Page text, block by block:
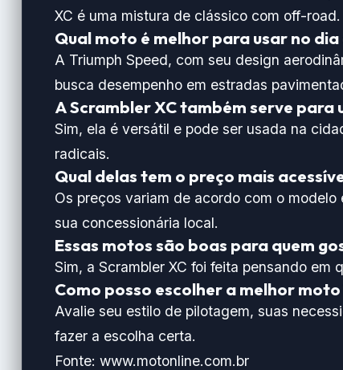
XC é uma mistura de clássico com off-road.
Qual moto é melhor para usar no
A Triumph Speed, com seu design
busca desempenho em estradas
A Scrambler XC também serve para
Sim, ela é versátil e pode ser usada na
radicais.
Qual delas tem o preço mais
Os preços variam de acordo com o
sua concessionária local.
Essas motos são boas para quem
Sim, a Scrambler XC foi feita pensando
Como posso escolher a melhor
Avalie seu estilo de pilotagem, suas
fazer a escolha certa.
Fonte: www.motonline.com.br